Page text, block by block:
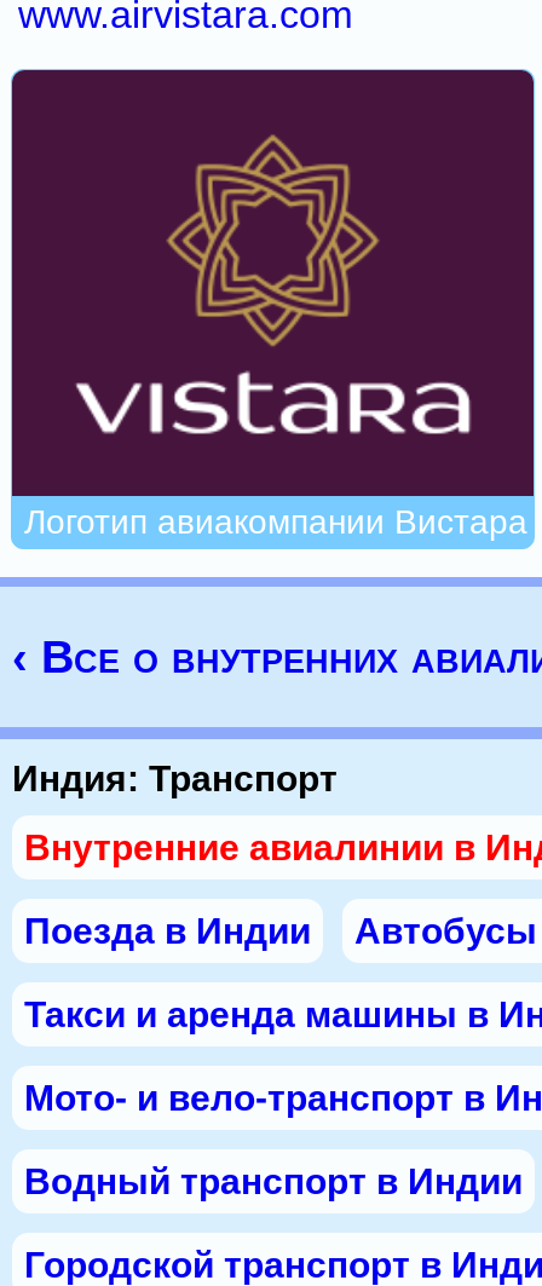
www.airvistara.com
Логотип авиакомпании Вистара
‹ Все о внутренних
Индия: Транспорт
Внутренние авиалинии в
Поезда в Индии
Такси и аренда машины в
Мото- и вело-транспорт в
Водный транспорт в Индии
Городской транспорт в